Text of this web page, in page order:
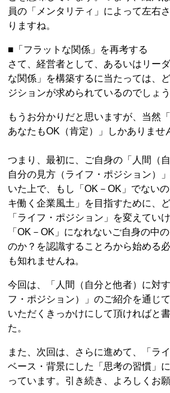
員の「メンタリティ」によって左右
りますね。
■「フラットな関係」を再考する
さて、経営者として、あるいはリー
な関係」を構築するに当たっては、
ジションが求められているのでしょう
もうお分かりだと思いますが、当然
あなたもOK（肯定）」しかありませ
つまり、最初に、ご自身の「人間（
自分の見方（ライフ・ポジション）
いた上で、もし「OK－OK」でない
キ働く企業風土」を目指すために、
「ライフ・ポジション」を変えてい
「OK－OK」になれないご自身の中
のか？を認識することろから始める
も知れませんね。
今回は、「人間（自分と他者）に対
フ・ポジション）」のご紹介を通じ
いただくきっかけにして頂ければと
た。
また、次回は、さらに進めて、「ラ
ベース・背景にした「思考の習慣」
っています。引き続き、よろしくお